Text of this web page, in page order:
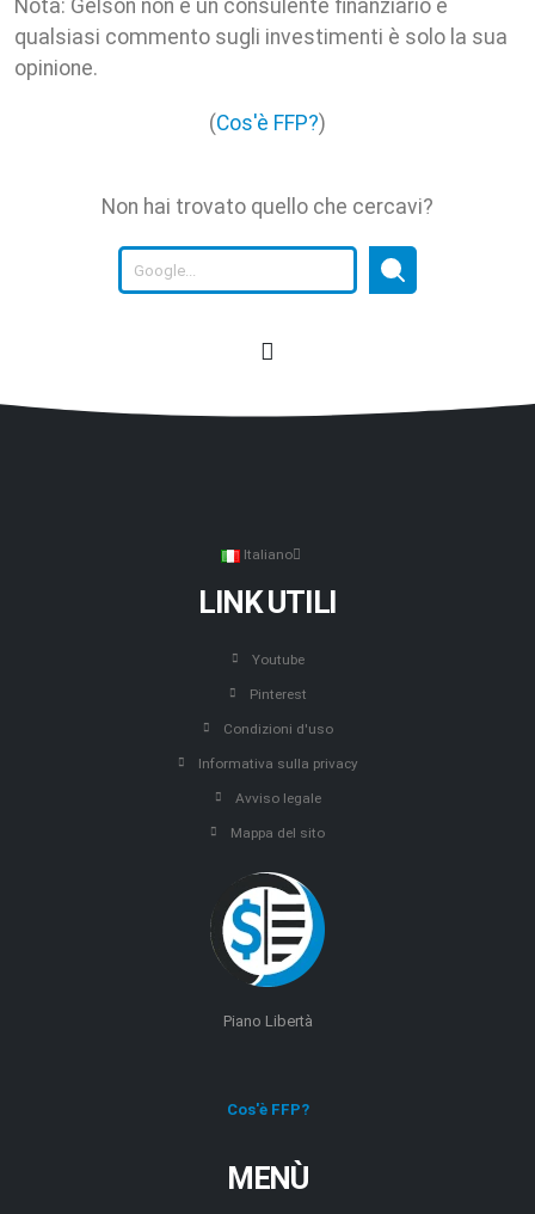
Nota: Gelson non è un consulente finanziario e
qualsiasi commento sugli investimenti è solo la sua
opinione.
(Cos'è FFP?)
Non hai trovato quello che cercavi?
Italiano
LINK UTILI
Youtube
Pinterest
Condizioni d'uso
Informativa sulla privacy
Avviso legale
Mappa del sito
Piano Libertà
Cos'è FFP?
MENÙ